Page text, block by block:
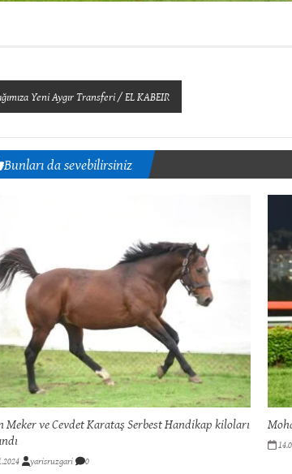
Yeni Aygır Transferi / EL KABEIR
Bunları da sevebilirsiniz
Meker ve Cevdet Karataş Serbest Handikap kiloları
yarisruzgari 0